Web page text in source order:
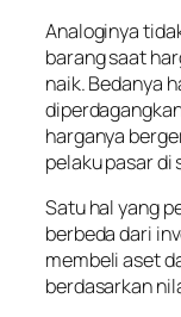
Analoginya
barang saat
naik. Bedanya
harganya
pelaku pasar di
Satu hal yang
berbeda dari
membeli aset
berdasarkan